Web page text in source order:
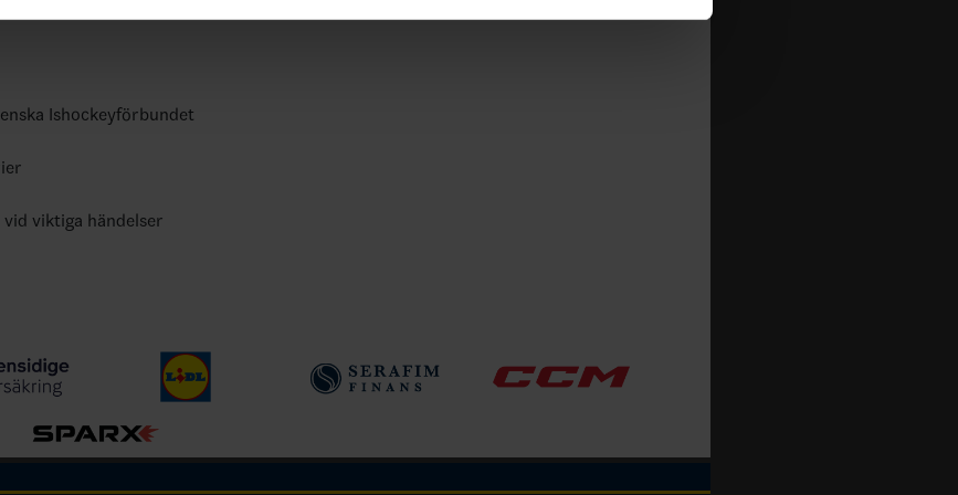
Ishockeyförbundet
viktiga händelser